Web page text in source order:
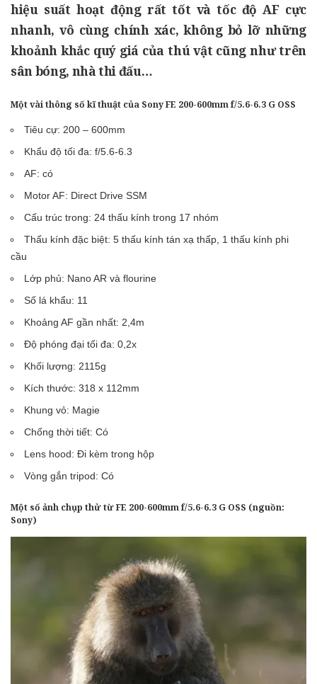
hiệu suất hoạt động rất tốt và tốc độ AF cực
nhanh, vô cùng chính xác, không bỏ lỡ những
khoảnh khắc quý giá của thú vật cũng như trên
sân bóng, nhà thi đấu…
Một vài thông số kĩ thuật của Sony FE 200-600mm f/5.6-6.3 G OSS
Tiêu cự: 200 – 600mm
Khẩu độ tối đa: f/5.6-6.3
AF: có
Motor AF: Direct Drive SSM
Cấu trúc trong: 24 thấu kính trong 17 nhóm
Thấu kính đặc biệt: 5 thấu kính tán xạ thấp, 1 thấu kính phi
cầu
Lớp phủ: Nano AR và flourine
Số lá khẩu: 11
Khoảng AF gần nhất: 2,4m
Độ phóng đại tối đa: 0,2x
Khối lượng: 2115g
Kích thước: 318 x 112mm
Khung vỏ: Magie
Chống thời tiết: Có
Lens hood: Đi kèm trong hộp
Vòng gắn tripod: Có
Một số ảnh chụp thử từ FE 200-600mm f/5.6-6.3 G OSS (nguồn:
Sony)